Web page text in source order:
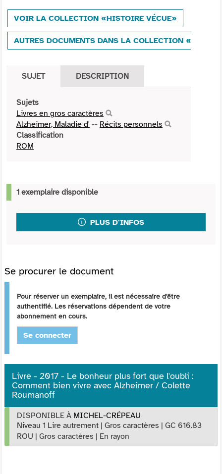
VOIR LA COLLECTION «HISTOIRE VÉCUE»
AUTRES DOCUMENTS DANS LA COLLECTION
SUJET DESCRIPTION
Sujets
Livres en gros caractères
Alzheimer, Maladie d' -- Récits personnels
Classification
ROM
1 exemplaire disponible
PLUS D'INFOS
Se procurer le document
Pour réserver un exemplaire, il est nécessaire d'être
authentifié. Les réservations dépendent de votre
abonnement en cours.
Se connecter
Livre - 2017 - Le bonheur plus fort que l'oubli :
Comment bien vivre avec Alzheimer / Colette
Roumanoff
DISPONIBLE À MICHEL-CRÉPEAU
Niveau 1 Lire autrement | Gros caractères | GC 616.83
ROU | Gros caractères | En rayon